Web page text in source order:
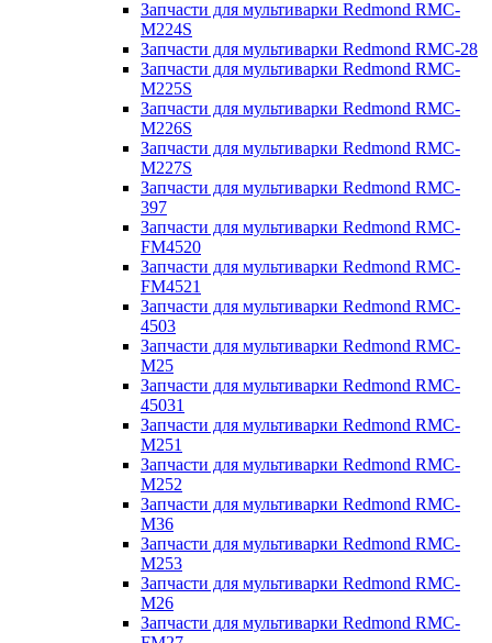
Запчасти для мультиварки Redmond RMC-
M224S
Запчасти для мультиварки Redmond RMC-28
Запчасти для мультиварки Redmond RMC-
M225S
Запчасти для мультиварки Redmond RMC-
M226S
Запчасти для мультиварки Redmond RMC-
M227S
Запчасти для мультиварки Redmond RMC-
397
Запчасти для мультиварки Redmond RMC-
FM4520
Запчасти для мультиварки Redmond RMC-
FM4521
Запчасти для мультиварки Redmond RMC-
4503
Запчасти для мультиварки Redmond RMC-
M25
Запчасти для мультиварки Redmond RMC-
45031
Запчасти для мультиварки Redmond RMC-
M251
Запчасти для мультиварки Redmond RMC-
M252
Запчасти для мультиварки Redmond RMC-
M36
Запчасти для мультиварки Redmond RMC-
M253
Запчасти для мультиварки Redmond RMC-
M26
Запчасти для мультиварки Redmond RMC-